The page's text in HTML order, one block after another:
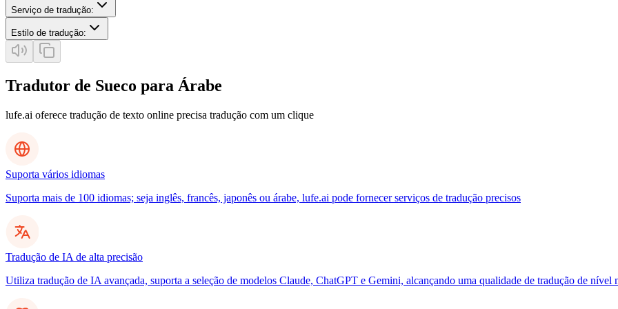
Serviço de tradução:
Estilo de tradução:
Tradutor de Sueco para Árabe
lufe.ai oferece tradução de texto online precisa tradução com um clique
Suporta vários idiomas
Suporta mais de 100 idiomas; seja inglês, francês, japonês ou árabe, lufe.ai pode fornecer serviços de tradução precisos
Tradução de IA de alta precisão
Utiliza tradução de IA avançada, suporta a seleção de modelos Claude, ChatGPT e Gemini, alcançando uma qualidade de tradução de nível